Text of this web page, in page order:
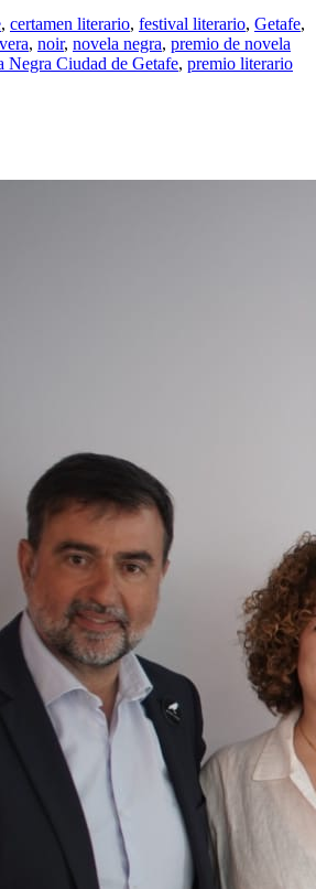
, certamen literario, festival literario, Getafe,
, noir, novela negra, premio de novela
Negra Ciudad de Getafe, premio literario